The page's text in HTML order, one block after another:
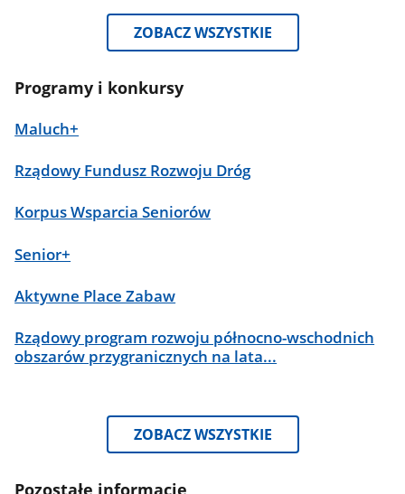
ZOBACZ WSZYSTKIE
Programy i konkursy
Maluch+
Rządowy Fundusz Rozwoju Dróg
Korpus Wsparcia Seniorów
Senior+
Aktywne Place Zabaw
Rządowy program rozwoju północno-wschodnich
obszarów przygranicznych na lata...
ZOBACZ WSZYSTKIE
Pozostałe informacje